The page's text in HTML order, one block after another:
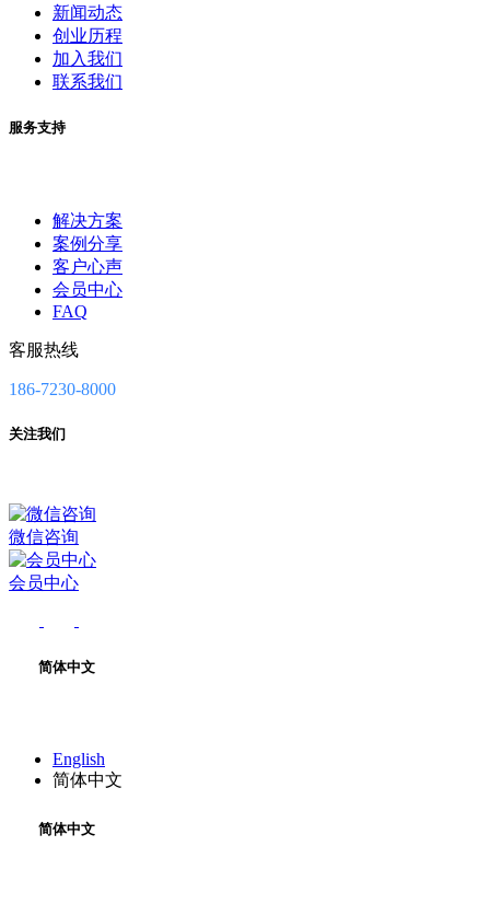
新闻动态
创业历程
加入我们
联系我们
服务支持
解决方案
案例分享
客户心声
会员中心
FAQ
客服热线
186-7230-8000
关注我们
微信咨询
会员中心
简体中文
English
简体中文
简体中文